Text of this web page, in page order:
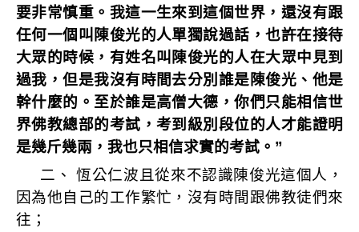
要非常慎重。我這一生來到這個世界，還沒有跟
任何一個叫陳俊光的人單獨說過話，也許在接待
大眾的時候，有姓名叫陳俊光的人在大眾中見到
過我，但是我沒有時間去分別誰是陳俊光、他是
幹什麼的。至於誰是高僧大德，你們只能相信世
界佛教總部的考試，考到級別段位的人才能證明
是幾斤幾兩，我也只相信求實的考試。 ”
二、
恆公仁波且從來不認識陳俊光這個人，
因為他自己的工作繁忙，沒有時間跟佛教徒們來
往；